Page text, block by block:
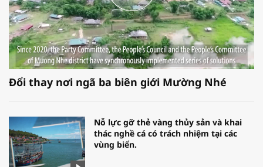
Đổi thay nơi ngã ba biên giới Mường Nhé
Nỗ lực gỡ thẻ vàng thủy sản và khai
thác nghề cá có trách nhiệm tại các
vùng biển.